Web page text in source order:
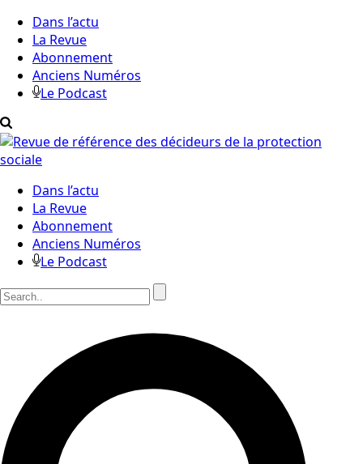
Dans l’actu
La Revue
Abonnement
Anciens Numéros
Le Podcast
Dans l’actu
La Revue
Abonnement
Anciens Numéros
Le Podcast